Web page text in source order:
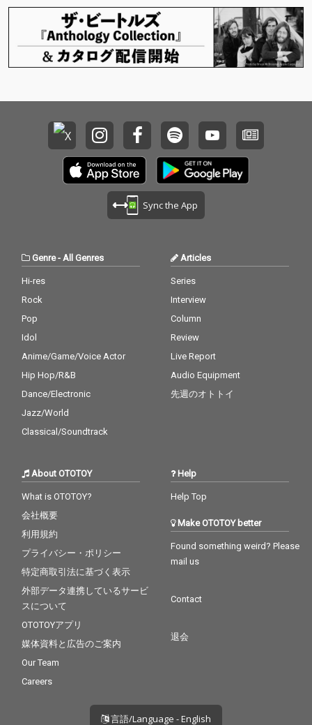
Sync the App
Genre- All Genres
Hi-res
Rock
Pop
Idol
Anime/Game/Voice Actor
Hip Hop/R&B
Dance/Electronic
Jazz/World
Classical/Soundtrack
Articles
Series
Interview
Column
Review
Live Report
Audio Equipment
先週のオトトイ
About OTOTOY
What is OTOTOY?
会社概要
利用規約
プライバシー・ポリシー
特定商取引法に基づく表示
外部データ連携しているサービ
スについて
OTOTOYアプリ
媒体資料と広告のご案内
Our Team
Careers
Help
Help Top
Make OTOTOY better
Found something weird? Please
mail us
Contact
退会
言語/Language - English